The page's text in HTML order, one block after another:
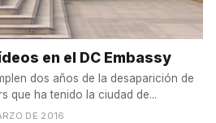
en el DC Embassy
dos años de la desaparición de
que ha tenido la ciudad de...
DE 2016